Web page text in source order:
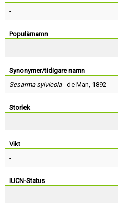
-
Populärnamn
Synonymer/tidigare namn
Sesarma sylvicola- de Man, 1892
Storlek
Vikt
-
IUCN-Status
-